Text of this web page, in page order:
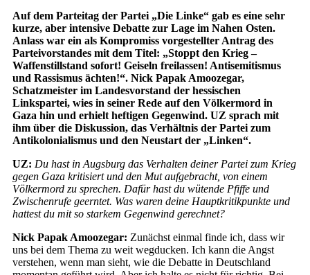
Auf dem Parteitag der Partei „Die Linke“ gab es eine sehr
kurze, aber intensive Debatte zur Lage im Nahen Osten.
Anlass war ein als Kompromiss vorgestellter Antrag des
Parteivorstandes mit dem Titel: „Stoppt den Krieg –
Waffenstillstand sofort! Geiseln freilassen! Antisemitismus
und Rassismus ächten!“. Nick Papak Amoozegar,
Schatzmeister im Landesvorstand der hessischen
Linkspartei, wies in seiner Rede auf den Völkermord in
Gaza hin und erhielt heftigen Gegenwind. UZ sprach mit
ihm über die Diskussion, das Verhältnis der Partei zum
Antikolonialismus und den Neustart der „Linken“.
UZ: Du hast in Augsburg das Verhalten deiner Partei zum Krieg
gegen Gaza kritisiert und den Mut aufgebracht, von einem
Völkermord zu sprechen. Dafür hast du wütende Pfiffe und
Zwischenrufe geerntet. Was waren deine Hauptkritikpunkte und
hattest du mit so starkem Gegenwind gerechnet?
Nick Papak Amoozegar: Zunächst einmal finde ich, dass wir
uns bei dem Thema zu weit wegducken. Ich kann die Angst
verstehen, wenn man sieht, wie die Debatte in Deutschland